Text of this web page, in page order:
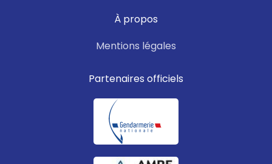
À propos
Mentions légales
Partenaires officiels